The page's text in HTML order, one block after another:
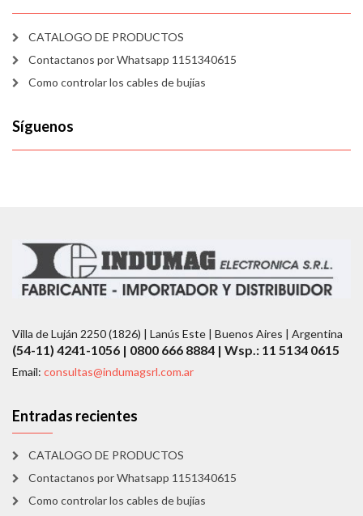
CATALOGO DE PRODUCTOS
Contactanos por Whatsapp 1151340615
Como controlar los cables de bujías
Síguenos
Villa de Luján 2250 (1826) | Lanús Este | Buenos Aires | Argentina
(54-11) 4241-1056 | 0800 666 8884 | Wsp.: 11 5134 0615
Email: consultas@indumagsrl.com.ar
Entradas recientes
CATALOGO DE PRODUCTOS
Contactanos por Whatsapp 1151340615
Como controlar los cables de bujías